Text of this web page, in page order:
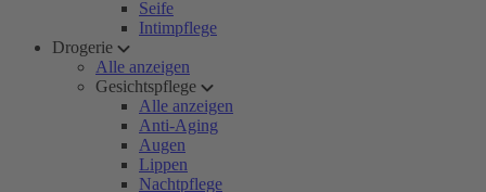
Seife
Intimpflege
Drogerie
Alle anzeigen
Gesichtspflege
Alle anzeigen
Anti-Aging
Augen
Lippen
Nachtpflege